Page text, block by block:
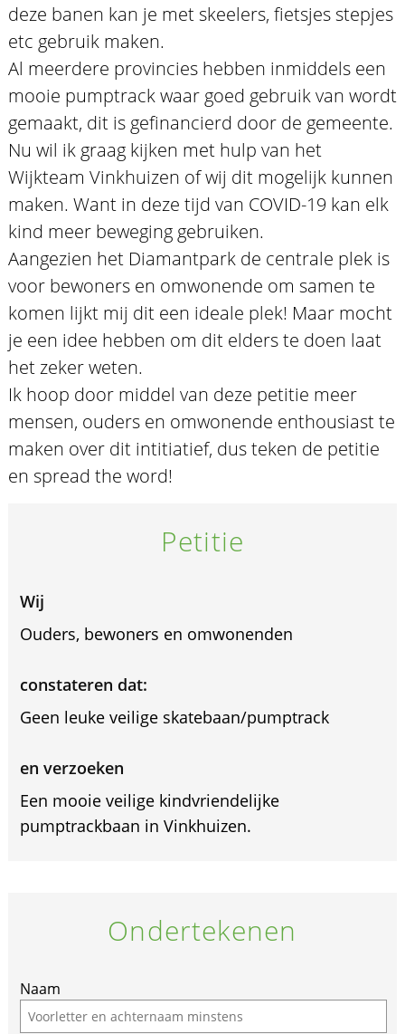
deze banen kan je met skeelers, fietsjes stepjes
etc gebruik maken.
Al meerdere provincies hebben inmiddels een
mooie pumptrack waar goed gebruik van wordt
gemaakt, dit is gefinancierd door de gemeente.
Nu wil ik graag kijken met hulp van het
Wijkteam Vinkhuizen of wij dit mogelijk kunnen
maken. Want in deze tijd van COVID-19 kan elk
kind meer beweging gebruiken.
Aangezien het Diamantpark de centrale plek is
voor bewoners en omwonende om samen te
komen lijkt mij dit een ideale plek! Maar mocht
je een idee hebben om dit elders te doen laat
het zeker weten.
Ik hoop door middel van deze petitie meer
mensen, ouders en omwonende enthousiast te
maken over dit intitiatief, dus teken de petitie
en spread the word!
Petitie
Wij
Ouders, bewoners en omwonenden
constateren dat:
Geen leuke veilige skatebaan/pumptrack
en verzoeken
Een mooie veilige kindvriendelijke
pumptrackbaan in Vinkhuizen.
Ondertekenen
Naam